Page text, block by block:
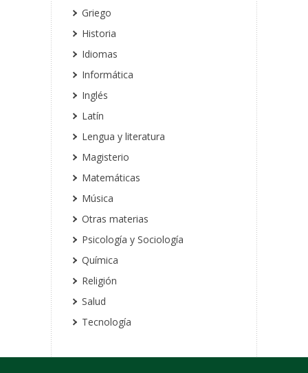
Griego
Historia
Idiomas
Informática
Inglés
Latín
Lengua y literatura
Magisterio
Matemáticas
Música
Otras materias
Psicología y Sociología
Química
Religión
Salud
Tecnología